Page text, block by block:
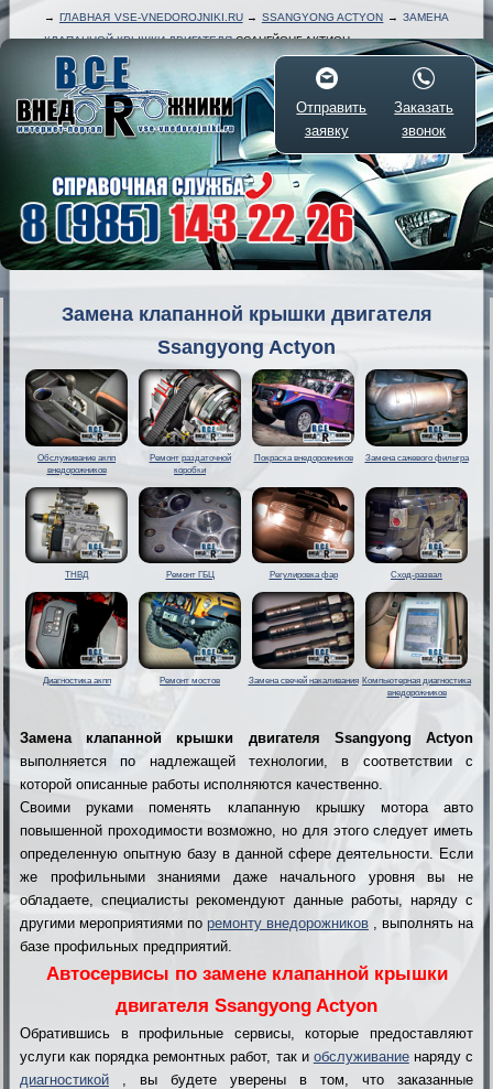
→ ГЛАВНАЯ VSE-VNEDOROJNIKI.RU→ SSANGYONG ACTYON → ЗАМЕНА
КЛАПАННОЙ КРЫШКИ ДВИГАТЕЛЯССАНГЙОНГ АКТИОН
Отправить
заявку
Заказать
звонок
Замена клапанной крышки двигателя
Ssangyong Actyon
Обслуживание акпп
внедорожников
Ремонт раздаточной
коробки
Покраска внедорожников Замена сажевого фильтра
ТНВД Ремонт ГБЦ Регулировка фар Сход-развал
Диагностика акпп Ремонт мостов Замена свечей накаливания Компьютерная диагностика
внедорожников
Замена клапанной крышки двигателя Ssangyong Actyon
выполняется по надлежащей технологии, в соответствии с
которой описанные работы исполняются качественно.
Своими руками поменять клапанную крышку мотора авто
повышенной проходимости возможно, но для этого следует иметь
определенную опытную базу в данной сфере деятельности. Если
же профильными знаниями даже начального уровня вы не
обладаете, специалисты рекомендуют данные работы, наряду с
другими мероприятиями по ремонту внедорожников , выполнять на
базе профильных предприятий.
Автосервисы по замене клапанной крышки
двигателя Ssangyong Actyon
Обратившись в профильные сервисы, которые предоставляют
услуги как порядка ремонтных работ, так и обслуживаниенаряду с
диагностикой , вы будете уверены в том, что заказанные